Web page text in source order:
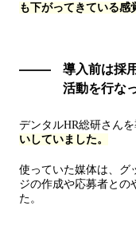
も下がってきている感
導入前は採
活動を行な
デンタルHR総研さんを
いしていました。
使っていた媒体は、グ
ジの作成や応募者との
た。